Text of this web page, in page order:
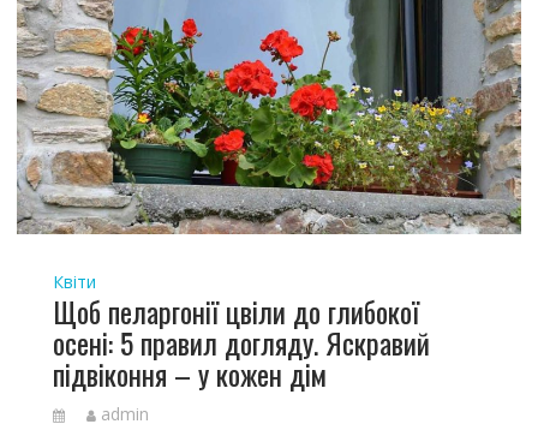
Квіти
Щоб пеларгонії цвіли до глибокої
осені: 5 правил догляду. Яскравий
підвіконня – у кожен дім
admin